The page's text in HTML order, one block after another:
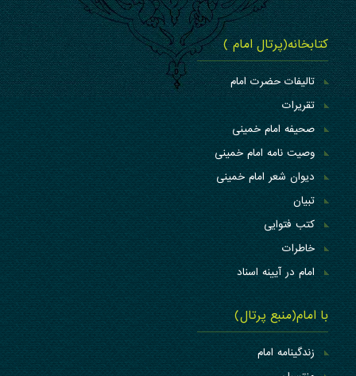
کتابخانه(پرتال امام )
تالیفات حضرت امام
تقریرات
صحیفه امام خمینی
وصیت نامه امام خمینی
دیوان شعر امام خمینی
تبیان
کتب فتوایی
خاطرات
امام در آیینه اسناد
با امام(منبع پرتال)
زندگینامه امام